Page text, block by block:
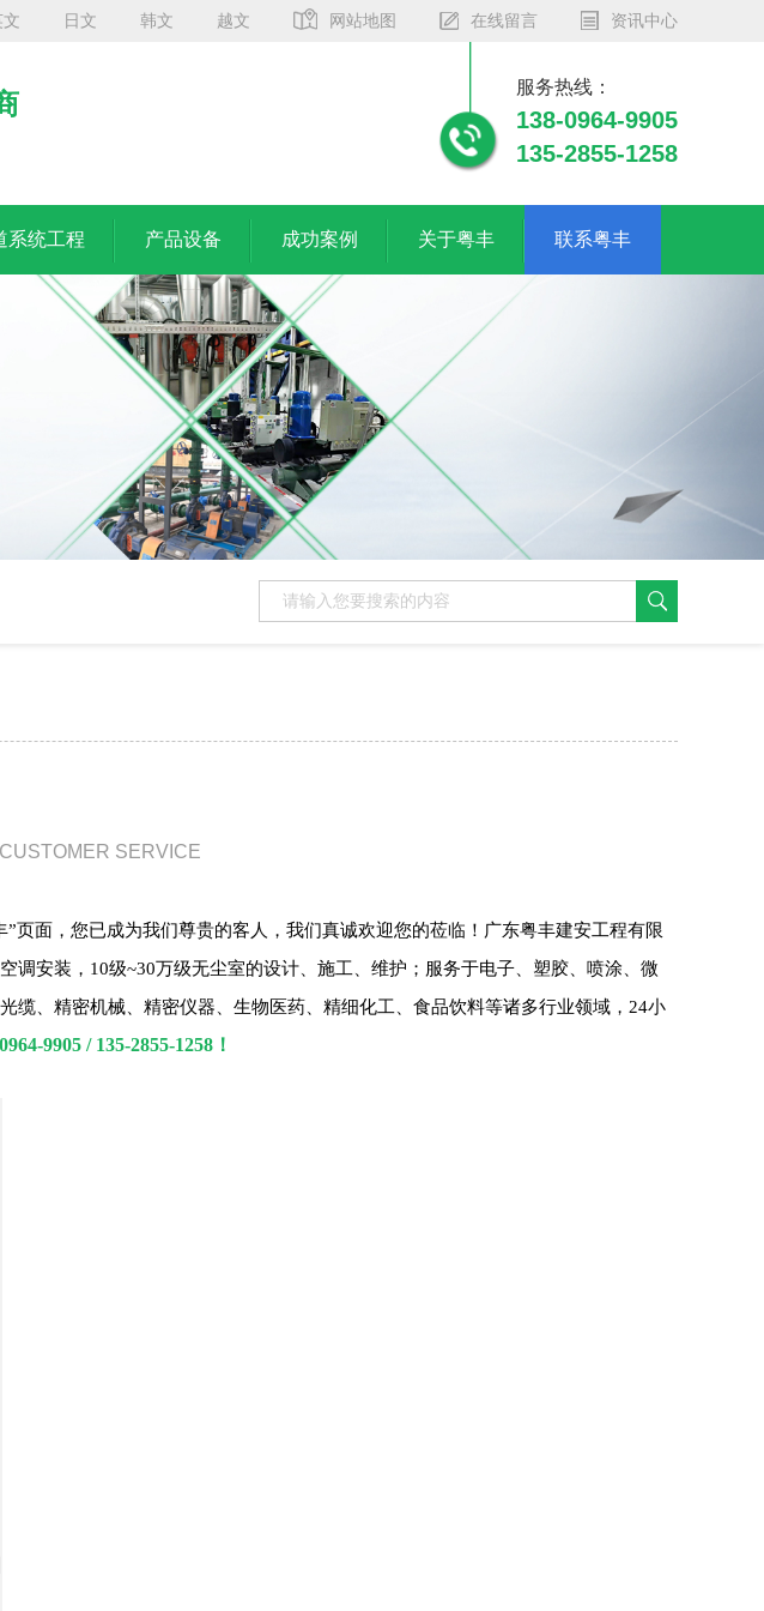
日文 韩文 越文 网站地图 在线留言 资讯中心
服务热线：
138-0964-9905
135-2855-1258
系统工程 产品设备 成功案例 关于粤丰 联系粤丰
SERVICE
”页面，您已成为我们尊贵的客人，我们真诚欢迎您的莅临！广东粤丰建安工程有限
调安装，10级~30万级无尘室的设计、施工、维护；服务于电子、塑胶、喷涂、微
缆、精密机械、精密仪器、生物医药、精细化工、食品饮料等诸多行业领域，24小
9905 / 135-2855-1258！